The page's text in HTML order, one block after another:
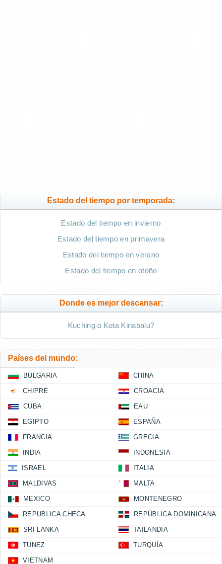
Estado del tiempo por temporada:
Estado del tiempo en invierno
Estado del tiempo en primavera
Estado del tiempo en verano
Estado del tiempo en otoño
Donde es mejor descansar:
Kuching o Kota Kinabalu?
Países del mundo:
BULGARIA CHINA
CHIPRE CROACIA
CUBA EAU
EGIPTO ESPAÑA
FRANCIA GRECIA
INDIA INDONESIA
ISRAEL ITALIA
MALDIVAS MALTA
MEXICO MONTENEGRO
REPUBLICA CHECA REPÚBLICA DOMINICANA
SRI LANKA TAILANDIA
TUNEZ TURQUÍA
VIETNAM